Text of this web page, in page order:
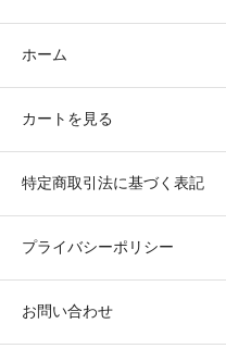
ホーム
カートを見る
特定商取引法に基づく表記
プライバシーポリシー
お問い合わせ